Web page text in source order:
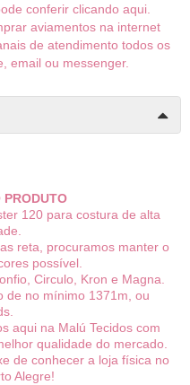
conferir clicando aqui.
aviamentos na internet
de atendimento todos os
email ou messenger.
PRODUTO
120 para costura de alta
reta, procuramos manter o
possível.
Circulo, Kron e Magna.
de no mínimo 1371m, ou
aqui na Malú Tecidos com
qualidade do mercado.
de conhecer a loja física no
Alegre!